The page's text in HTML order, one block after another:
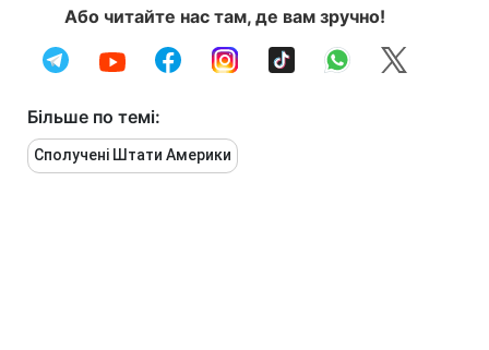
Або читайте нас там, де вам зручно!
Більше по темі:
Сполучені Штати Америки